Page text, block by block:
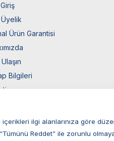
Ürün Garantisi
Bilgileri
Hizmetleriilgi alanlarınıza göre
Reddet” ile zorunlu